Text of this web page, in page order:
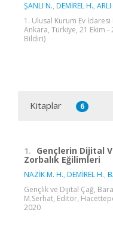
ŞANLI N., DEMİREL H., ARLI
1. Ulusal Kurum Ev İdaresi
Ankara, Türkiye, 21 Ekim -
Bildiri)
Kitaplar 6
1. Gençlerin Dijital
Zorbalık Eğilimleri
NAZİK M. H., DEMİREL H.,
Gençlik ve Dijital Çağ,
M.Serhat, Editör,
2020